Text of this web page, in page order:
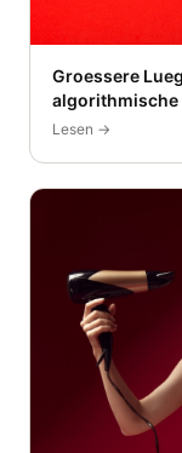
Groessere
algorithmische
Lesen →